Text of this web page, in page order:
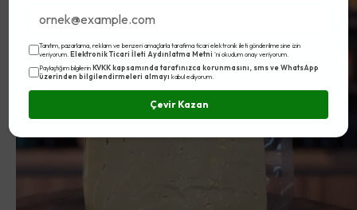
Tanıtım, pazarlama, reklam ve benzeri amaçlarla tarafıma ticari elektronik ileti gönderilmesine izin
veriyorum. Elektronik Ticari İleti Aydınlatma Metni 'ni okudum onay veriyorum.
Paylaştığım bilgilerin KVKK kapsamında tarafınızca korunmasını, sms ve WhatsApp
üzerinden bilgilendirmeleri almayı kabul ediyorum.
Çevir Kazan